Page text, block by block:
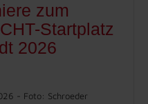
zum
Startplatz
2026
- Foto: Schroeder